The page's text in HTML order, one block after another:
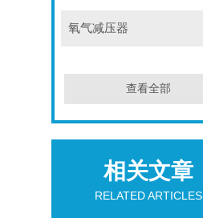
氧气减压器
查看全部
相关文章
RELATED ARTICLES